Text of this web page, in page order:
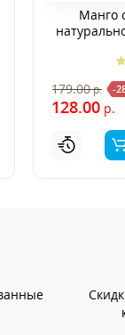
Манго
179.00р. -
128.00 р.